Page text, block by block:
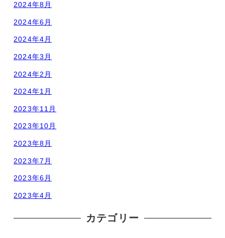
2024年8月
2024年6月
2024年4月
2024年3月
2024年2月
2024年1月
2023年11月
2023年10月
2023年8月
2023年7月
2023年6月
2023年4月
カテゴリー